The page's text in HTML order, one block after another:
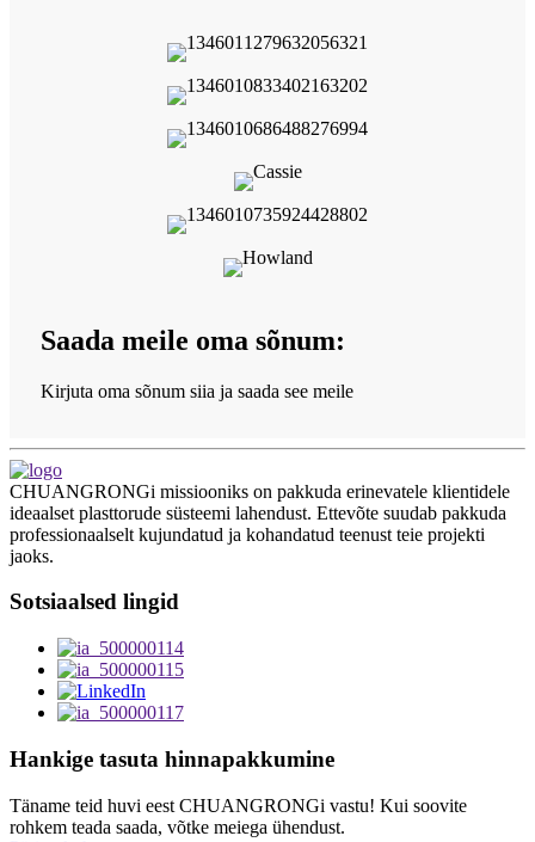
Saada meile oma sõnum:
Kirjuta oma sõnum siia ja saada see meile
CHUANGRONGi missiooniks on pakkuda erinevatele klientidele
ideaalset plasttorude süsteemi lahendust. Ettevõte suudab pakkuda
professionaalselt kujundatud ja kohandatud teenust teie projekti
jaoks.
Sotsiaalsed lingid
Hankige tasuta hinnapakkumine
Täname teid huvi eest CHUANGRONGi vastu! Kui soovite
rohkem teada saada, võtke meiega ühendust.